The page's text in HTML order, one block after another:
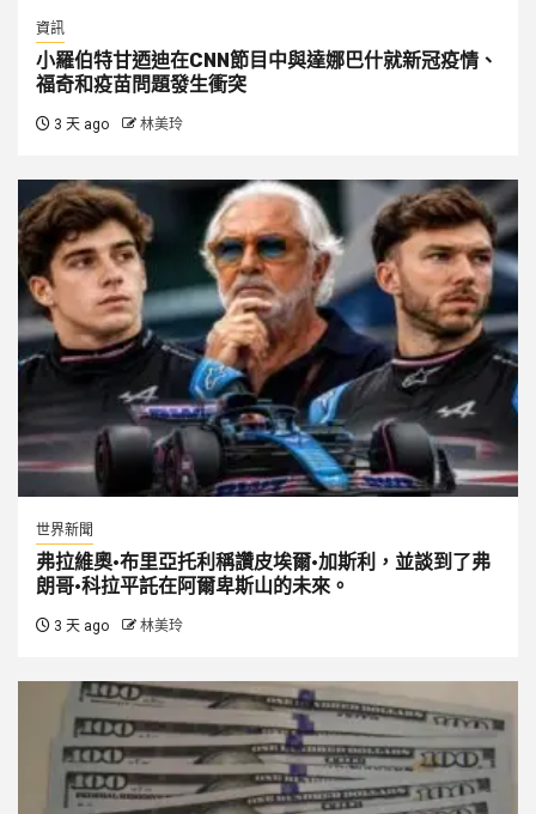
資訊
小羅伯特甘迺迪在CNN節目中與達娜巴什就新冠疫情、
福奇和疫苗問題發生衝突
3 天 ago 林美玲
世界新聞
弗拉維奧·布里亞托利稱讚皮埃爾·加斯利，並談到了弗
朗哥·科拉平託在阿爾卑斯山的未來。
3 天 ago 林美玲